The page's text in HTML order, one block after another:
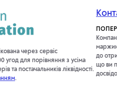
через сервіс
угод для порівняння з усіма
та постачальників ліквідності.
.
до
що ви